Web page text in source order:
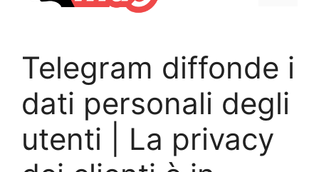
Telegram diffonde i
dati personali degli
utenti | La privacy